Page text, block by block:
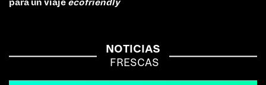
para un viaje ecofriendly
NOTICIAS
FRESCAS